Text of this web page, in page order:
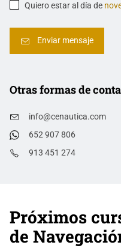
Quiero estar al día de
Otras formas de
info@cenautica.com
652 907 806
913 451 274
Próximos
de